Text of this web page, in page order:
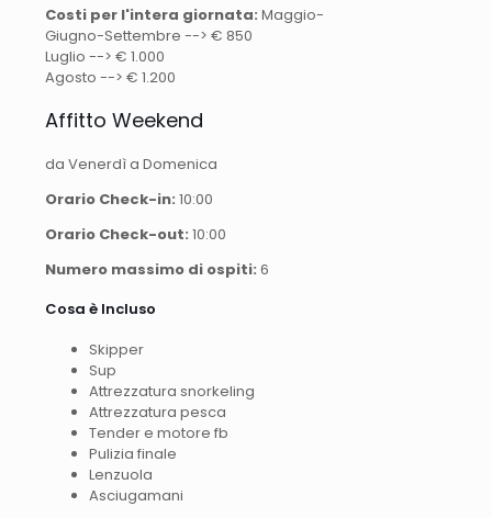
Costi per l'intera giornata: Maggio-
Giugno-Settembre --> € 850
Luglio --> € 1.000
Agosto --> € 1.200
Affitto Weekend
da Venerdì a Domenica
Orario Check-in: 10:00
Orario Check-out: 10:00
Numero massimo di ospiti: 6
Cosa è Incluso
Skipper
Sup
Attrezzatura snorkeling
Attrezzatura pesca
Tender e motore fb
Pulizia finale
Lenzuola
Asciugamani